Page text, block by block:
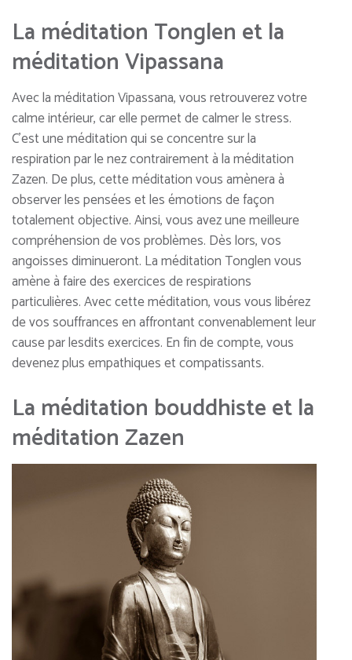
La méditation Tonglen et la
méditation Vipassana
Avec la méditation Vipassana, vous retrouverez votre
calme intérieur, car elle permet de calmer le stress.
C’est une méditation qui se concentre sur la
respiration par le nez contrairement à la méditation
Zazen. De plus, cette méditation vous amènera à
observer les pensées et les émotions de façon
totalement objective. Ainsi, vous avez une meilleure
compréhension de vos problèmes. Dès lors, vos
angoisses diminueront. La méditation Tonglen vous
amène à faire des exercices de respirations
particulières. Avec cette méditation, vous vous libérez
de vos souffrances en affrontant convenablement leur
cause par lesdits exercices. En fin de compte, vous
devenez plus empathiques et compatissants.
La méditation bouddhiste et la
méditation Zazen